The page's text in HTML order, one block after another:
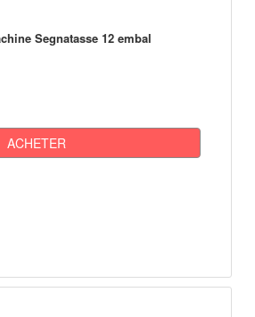
Segnatasse 12 embal
ACHETER